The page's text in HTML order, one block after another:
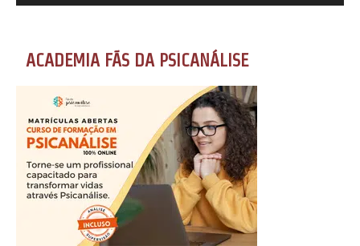
ACADEMIA FÃS DA PSICANÁLISE